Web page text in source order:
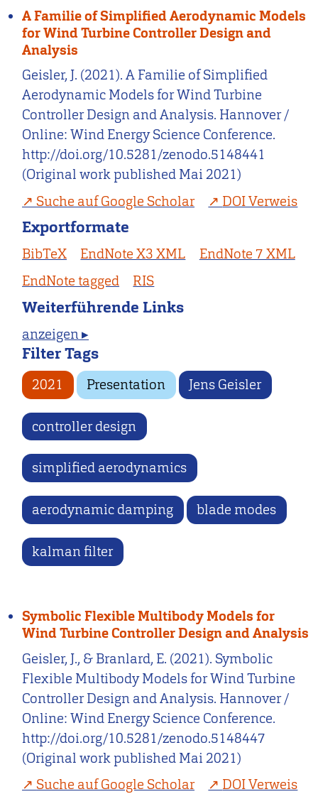
A Familie of Simplified Aerodynamic Models
for Wind Turbine Controller Design and
Analysis
Geisler, J. (2021). A Familie of Simplified
Aerodynamic Models for Wind Turbine
Controller Design and Analysis. Hannover /
Online: Wind Energy Science Conference.
http://doi.org/10.5281/zenodo.5148441
(Original work published Mai 2021)
Suche auf Google Scholar
DOI Verweis
Exportformate
BibTeX EndNote X3 XML
EndNote 7 XML
EndNote tagged
RIS
Weiterführende Links
anzeigen ▸
Filter Tags
2021 Presentation Jens Geisler
controller design
simplified aerodynamics
aerodynamic damping blade modes
kalman filter
Symbolic Flexible Multibody Models for
Wind Turbine Controller Design and Analysis
Geisler, J., & Branlard, E. (2021). Symbolic
Flexible Multibody Models for Wind Turbine
Controller Design and Analysis. Hannover /
Online: Wind Energy Science Conference.
http://doi.org/10.5281/zenodo.5148447
(Original work published Mai 2021)
Suche auf Google Scholar
DOI Verweis